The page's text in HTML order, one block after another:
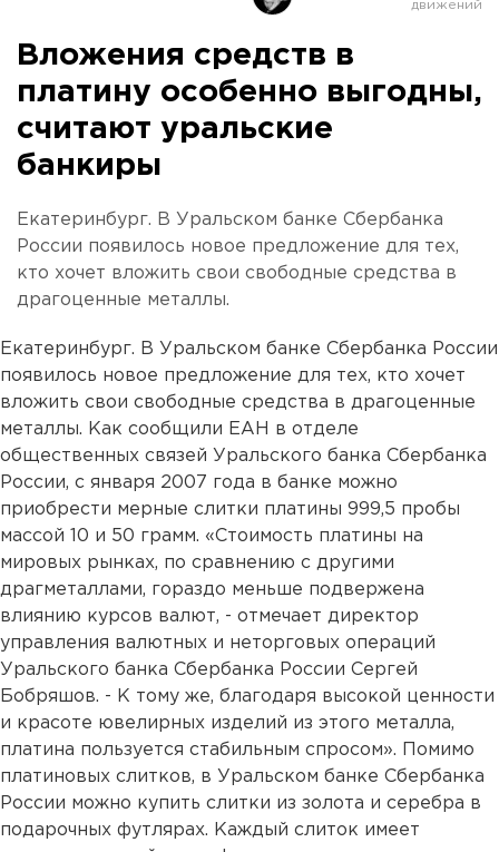
Вложения средств в
платину особенно выгодны,
считают уральские
банкиры
Екатеринбург. В Уральском банке Сбербанка
России появилось новое предложение для тех,
кто хочет вложить свои свободные средства в
драгоценные металлы.
Екатеринбург. В Уральском банке Сбербанка России
появилось новое предложение для тех, кто хочет
вложить свои свободные средства в драгоценные
металлы. Как сообщили ЕАН в отделе
общественных связей Уральского банка Сбербанка
России, с января 2007 года в банке можно
приобрести мерные слитки платины 999,5 пробы
массой 10 и 50 грамм. «Стоимость платины на
мировых рынках, по сравнению с другими
драгметаллами, гораздо меньше подвержена
влиянию курсов валют, - отмечает директор
управления валютных и неторговых операций
Уральского банка Сбербанка России Сергей
Бобряшов. - К тому же, благодаря высокой ценности
и красоте ювелирных изделий из этого металла,
платина пользуется стабильным спросом». Помимо
платиновых слитков, в Уральском банке Сбербанка
России можно купить слитки из золота и серебра в
подарочных футлярах. Каждый слиток имеет